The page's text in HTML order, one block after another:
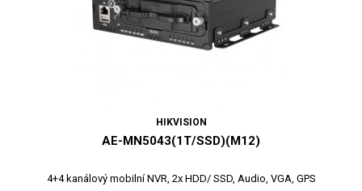
HIKVISION
AE-MN5043(1T/SSD)(M12)
4+4 kanálový mobilní NVR, 2x HDD/ SSD, Audio, VGA, GPS